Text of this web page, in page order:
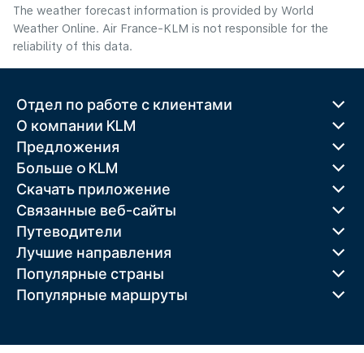
The weather forecast information is provided by World
Weather Online. Air France-KLM is not responsible for the
reliability of this data.
Отдел по работе с клиентами
О компании KLM
Предложения
Больше o KLM
Скачать приложение
Связанные веб-сайты
Путеводители
Лучшие направления
Популярные страны
Популярные маршруты